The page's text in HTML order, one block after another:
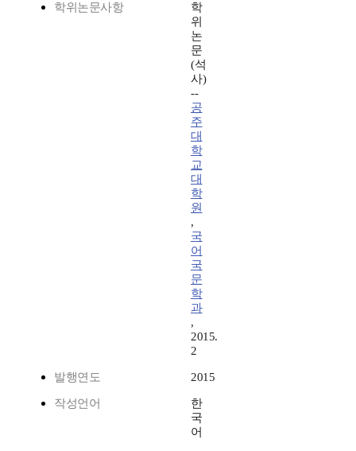
학위논문사항
학
위
논
문
(석
사)
--
공
주
대
학
교
대
학
원
,
국
어
국
문
학
과
,
2015.
2
발행연도 2015
작성언어
한
국
어